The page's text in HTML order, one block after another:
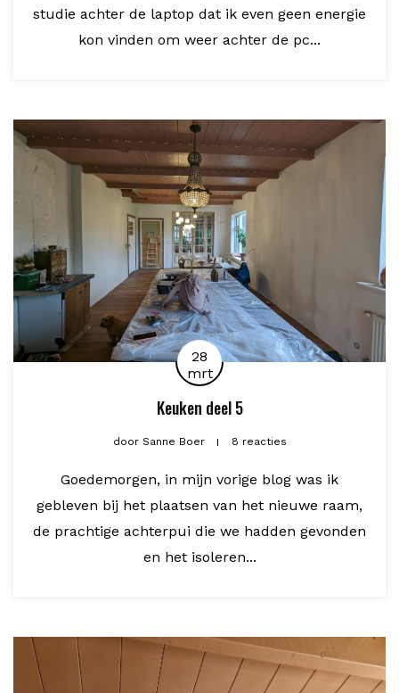
studie achter de laptop dat ik even geen energie
kon vinden om weer achter de pc...
28
mrt
Keuken deel 5
doorSanne Boer 8 reacties
Goedemorgen, in mijn vorige blog was ik
gebleven bij het plaatsen van het nieuwe raam,
de prachtige achterpui die we hadden gevonden
en het isoleren...